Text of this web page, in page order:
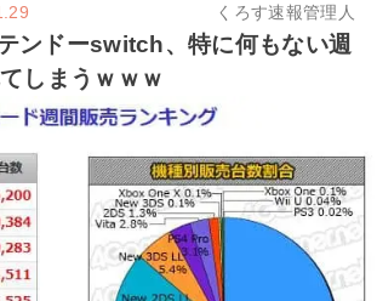
くろす速報管理人
ンドーswitch、特に何もない週
しまうｗｗｗ